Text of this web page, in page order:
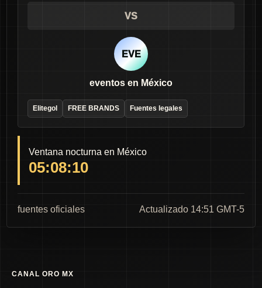
VS
EVE
eventos en México
Elitegol FREE BRANDS Fuentes legales
Ventana nocturna en México
05:08:09
fuentes oficiales Actualizado 14:51 GMT-5
CANAL ORO MX